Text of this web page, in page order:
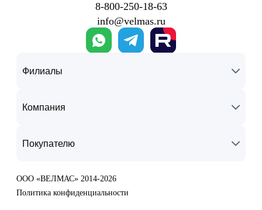
8‑800‑250‑18‑63
info@velmas.ru
Филиалы
Компания
Покупателю
ООО «ВЕЛМАС» 2014-2026
Политика конфиденциальности